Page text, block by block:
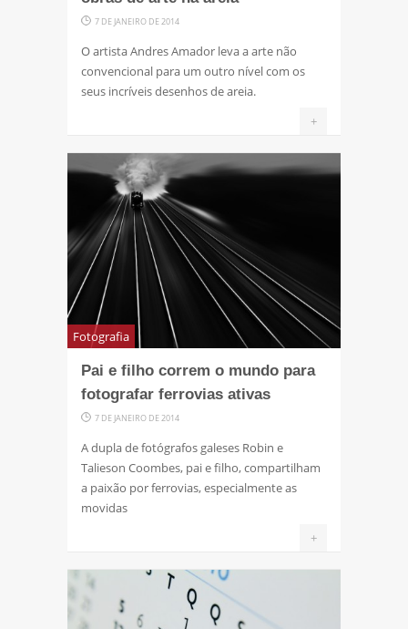
7 DE JANEIRO DE 2014
O artista Andres Amador leva a arte não
convencional para um outro nível com os
seus incríveis desenhos de areia.
+
Fotografia
Pai e filho correm o mundo para
fotografar ferrovias ativas
7 DE JANEIRO DE 2014
A dupla de fotógrafos galeses Robin e
Talieson Coombes, pai e filho, compartilham
a paixão por ferrovias, especialmente as
movidas
+